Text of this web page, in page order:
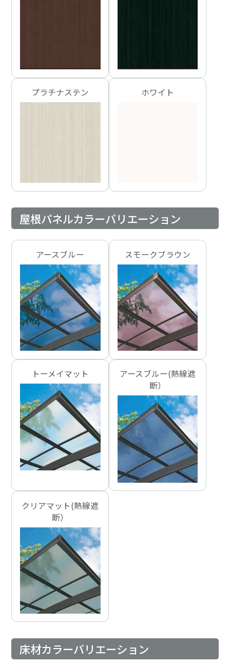
プラチナステン ホワイト
屋根パネルカラーバリエーション
アースブルー スモークブラウン
トーメイマット
アースブルー(熱線遮
断）
クリアマット(熱線遮
断）
床材カラーバリエーション